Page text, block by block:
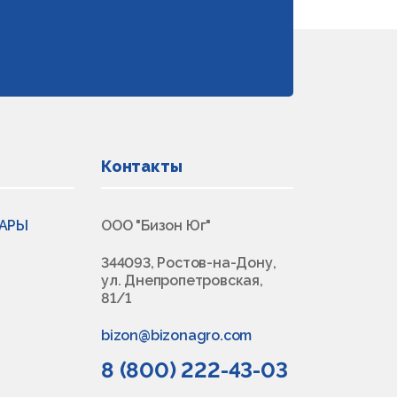
Контакты
ООО "Бизон Юг"
344093, Ростов-на-Дону,
ул. Днепропетровская,
81/1
bizon@bizonagro.com
8 (800) 222-43-03